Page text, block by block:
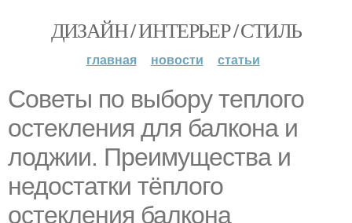
ДИЗАЙН / ИНТЕРЬЕР / СТИЛЬ
главная новости статьи
Советы по выбору теплого
остекления для балкона и
лоджии. Преимущества и
недостатки тёплого
остекления балкона